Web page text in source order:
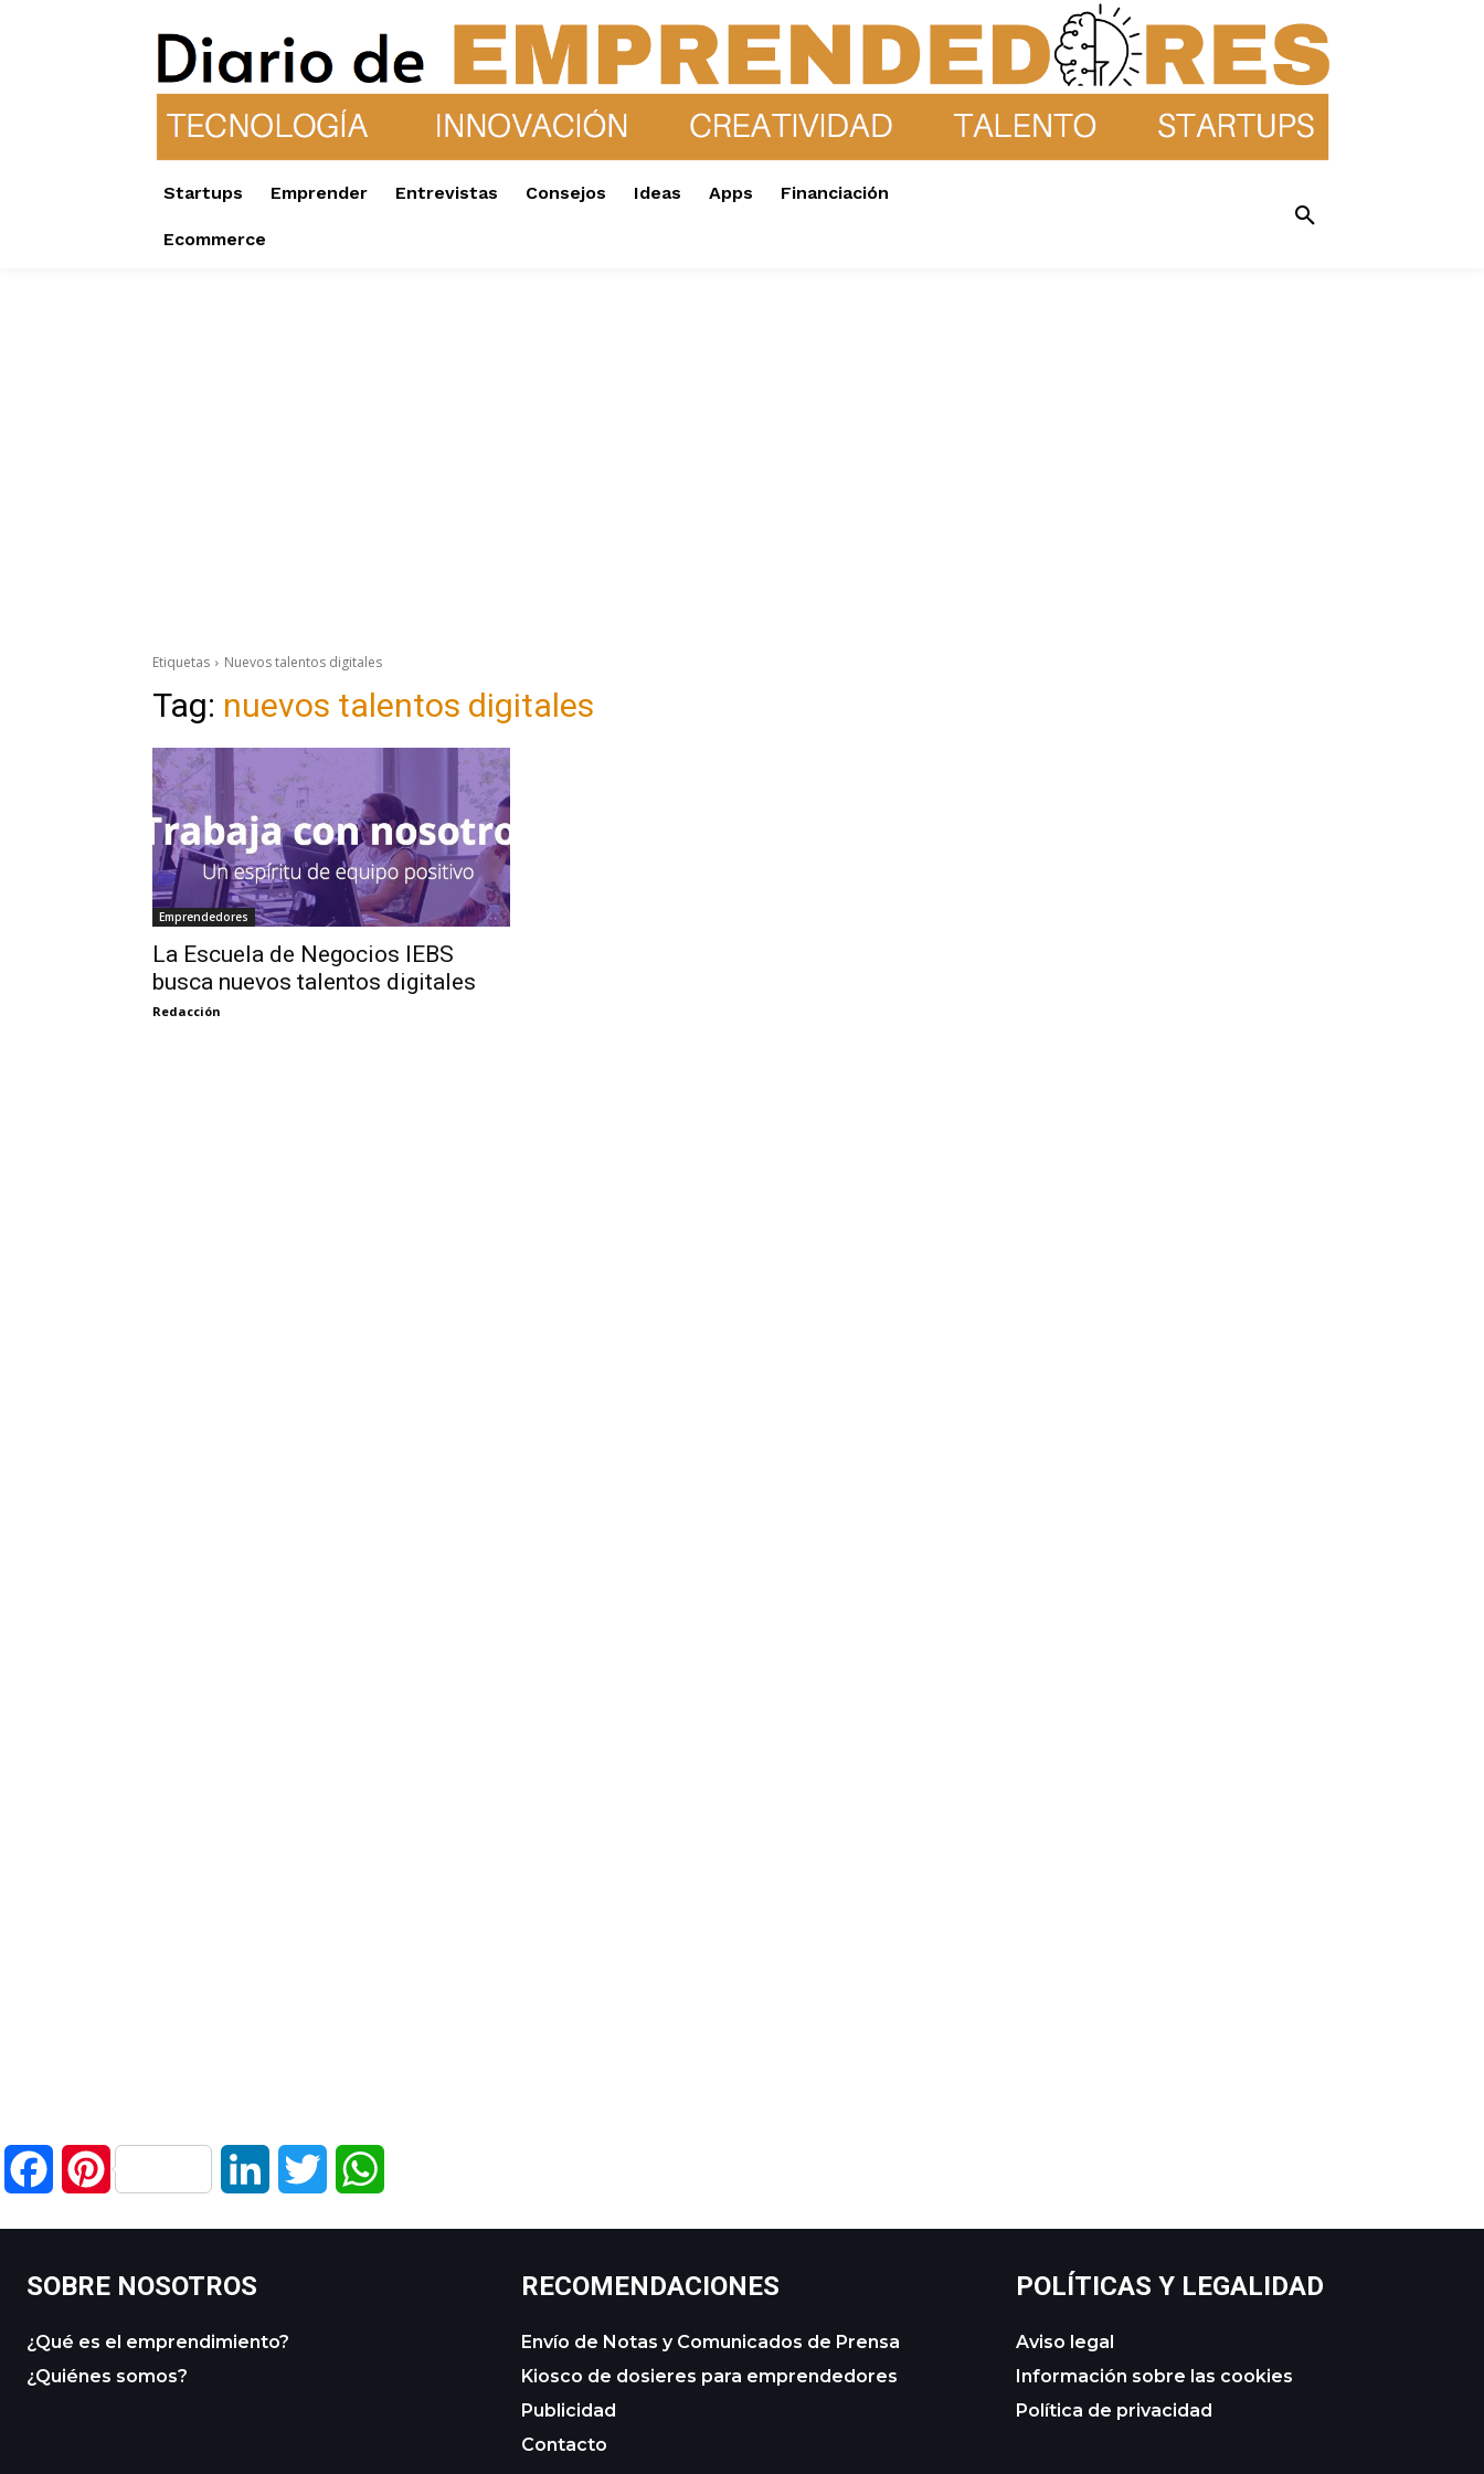
Startups Emprender Entrevistas Consejos Ideas Apps Financiación
Ecommerce
Etiquetas Nuevos talentos digitales
Tag: nuevos talentos digitales
Emprendedores
La Escuela de Negocios IEBS
busca nuevos talentos digitales
Redacción
FacebookPinterest LinkedIn Twitter
SOBRE NOSOTROS
¿Qué es el emprendimiento?
¿Quiénes somos?
RECOMENDACIONES
Envío de Notas y Comunicados de Prensa
Kiosco de dosieres para emprendedores
Publicidad
Contacto
POLÍTICAS Y LEGALIDAD
Aviso legal
Información sobre las cookies
Política de privacidad